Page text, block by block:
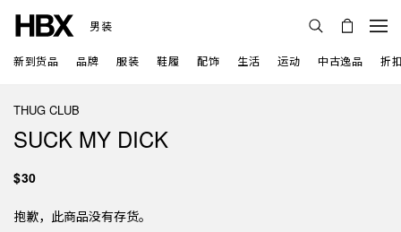
男装
新到货品 品牌 服装 鞋履 配饰 生活 运动 中古逸品 折
THUG CLUB
SUCK MY DICK
$30
抱歉，此商品没有存货。